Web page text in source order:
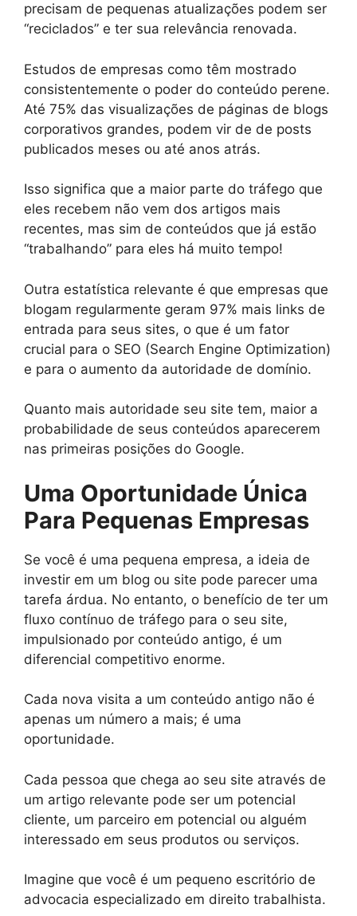
precisam de pequenas atualizações podem ser
“reciclados” e ter sua relevância renovada.
Estudos de empresas como têm mostrado
consistentemente o poder do conteúdo perene.
Até 75% das visualizações de páginas de blogs
corporativos grandes, podem vir de de posts
publicados meses ou até anos atrás.
Isso significa que a maior parte do tráfego que
eles recebem não vem dos artigos mais
recentes, mas sim de conteúdos que já estão
“trabalhando” para eles há muito tempo!
Outra estatística relevante é que empresas que
blogam regularmente geram 97% mais links de
entrada para seus sites, o que é um fator
crucial para o SEO (Search Engine Optimization)
e para o aumento da autoridade de domínio.
Quanto mais autoridade seu site tem, maior a
probabilidade de seus conteúdos aparecerem
nas primeiras posições do Google.
Uma Oportunidade Única
Para Pequenas Empresas
Se você é uma pequena empresa, a ideia de
investir em um blog ou site pode parecer uma
tarefa árdua. No entanto, o benefício de ter um
fluxo contínuo de tráfego para o seu site,
impulsionado por conteúdo antigo, é um
diferencial competitivo enorme.
Cada nova visita a um conteúdo antigo não é
apenas um número a mais; é uma
oportunidade.
Cada pessoa que chega ao seu site através de
um artigo relevante pode ser um potencial
cliente, um parceiro em potencial ou alguém
interessado em seus produtos ou serviços.
Imagine que você é um pequeno escritório de
advocacia especializado em direito trabalhista.